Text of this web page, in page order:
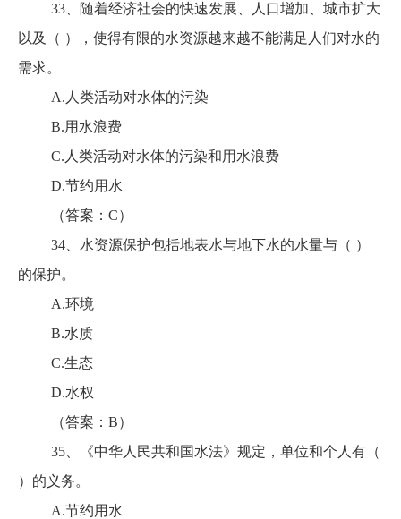
33、随着经济社会的快速发展、人口增加、城市扩大
以及（ ），使得有限的水资源越来越不能满足人们对水的
需求。
A.人类活动对水体的污染
B.用水浪费
C.人类活动对水体的污染和用水浪费
D.节约用水
（答案：C）
34、水资源保护包括地表水与地下水的水量与（ ）
的保护。
A.环境
B.水质
C.生态
D.水权
（答案：B）
35、《中华人民共和国水法》规定，单位和个人有（
）的义务。
A.节约用水